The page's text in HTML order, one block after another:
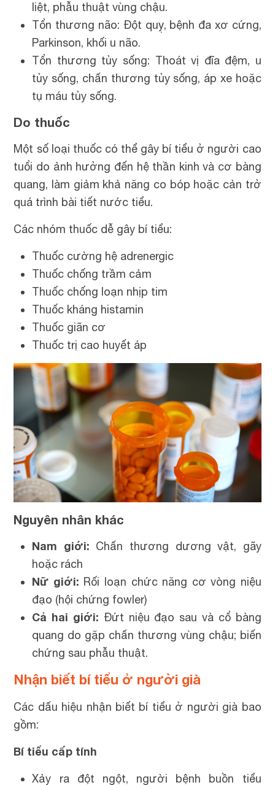
liệt, phẫu thuật vùng chậu.
Tổn thương não: Đột quỵ, bệnh đa xơ cứng,
Parkinson, khối u não.
Tổn thương tủy sống: Thoát vị đĩa đệm, u
tủy sống, chấn thương tủy sống, áp xe hoặc
tụ máu tủy sống.
Do thuốc
Một số loại thuốc có thể gây bí tiểu ở người cao
tuổi do ảnh hưởng đến hệ thần kinh và cơ bàng
quang, làm giảm khả năng co bóp hoặc cản trở
quá trình bài tiết nước tiểu.
Các nhóm thuốc dễ gây bí tiểu:
Thuốc cường hệ adrenergic
Thuốc chống trầm cảm
Thuốc chống loạn nhịp tim
Thuốc kháng histamin
Thuốc giãn cơ
Thuốc trị cao huyết áp
Nguyên nhân khác
Nam giới: Chấn thương dương vật, gãy
hoặc rách
Nữ giới: Rối loạn chức năng cơ vòng niệu
đạo (hội chứng fowler)
Cả hai giới: Đứt niệu đạo sau và cổ bàng
quang do gặp chấn thương vùng chậu; biến
chứng sau phẫu thuật.
Nhận biết bí tiểu ở người già
Các dấu hiệu nhận biết bí tiểu ở người già bao
gồm:
Bí tiểu cấp tính
Xảy ra đột ngột, người bệnh buồn tiểu